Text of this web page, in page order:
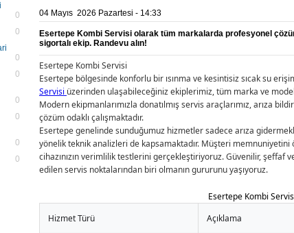
0
0
0
0
0
0
0
0
04 Mayıs 2026 Pazartesi - 14:33
Esertepe Kombi Servisi olarak tüm markalarda profesyonel
sigortalı ekip. Randevu alın!
Esertepe Kombi Servisi
Esertepe bölgesinde konforlu bir ısınma ve kesintisiz sıcak su
Servisi üzerinden ulaşabileceğiniz ekiplerimiz, tüm marka ve
Modern ekipmanlarımızla donatılmış servis araçlarımız, arıza
çözüm odaklı çalışmaktadır.
Esertepe genelinde sunduğumuz hizmetler sadece arıza
yönelik teknik analizleri de kapsamaktadır. Müşteri memnuniyetini
cihazınızın verimlilik testlerini gerçekleştiriyoruz. Güvenilir, şeffaf
edilen servis noktalarından biri olmanın gururunu yaşıyoruz.
Esertepe Kombi
Hizmet Türü
Açıklama